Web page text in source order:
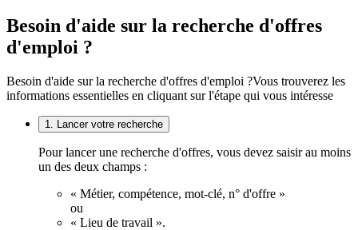
Besoin d'aide sur la recherche d'offres
d'emploi ?
Besoin d'aide sur la recherche d'offres d'emploi ?Vous trouverez les
informations essentielles en cliquant sur l'étape qui vous intéresse
1. Lancer votre recherche
Pour lancer une recherche d'offres, vous devez saisir au moins
un des deux champs :
« Métier, compétence, mot-clé, n° d'offre »
ou
« Lieu de travail ».